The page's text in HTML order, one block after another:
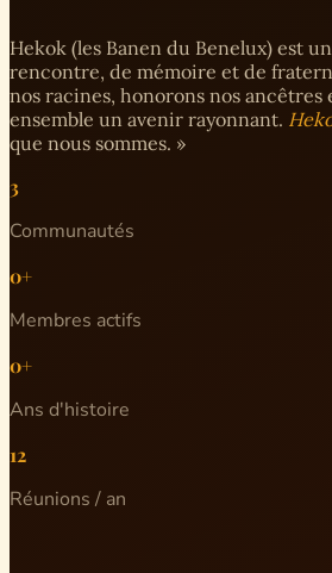
Hekok (les Banen du Benelux) est
rencontre, de mémoire et de
nos racines, honorons nos ancêtres
ensemble un avenir rayonnant.
que nous sommes. »
3
Communautés
0+
Membres actifs
0+
Ans d'histoire
12
Réunions / an